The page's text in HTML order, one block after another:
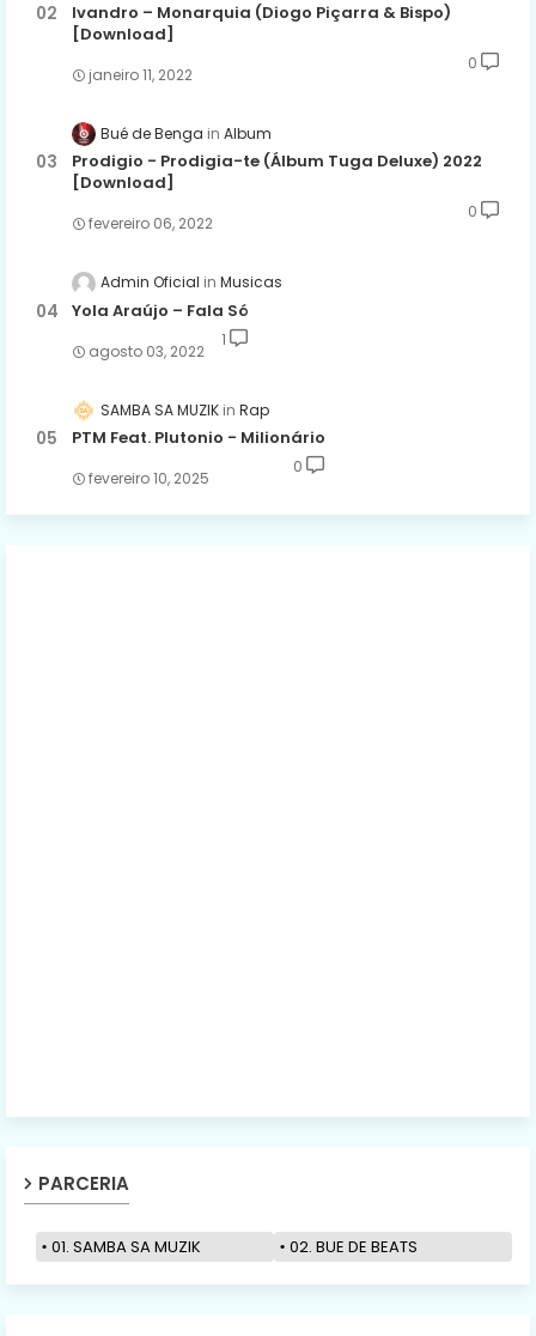
Ivandro – Monarquia (Diogo Piçarra & Bispo)
[Download]
janeiro 11, 2022
0
Bué de Benga Album
Prodigio - Prodigia-te (Álbum Tuga Deluxe) 2022
[Download]
fevereiro 06, 2022
0
Admin Oficial Musicas
Yola Araújo – Fala Só
agosto 03, 2022
1
SAMBA SA MUZIK Rap
PTM Feat. Plutonio - Milionário
fevereiro 10, 2025
0
PARCERIA
01. SAMBA SA MUZIK 02. BUE DE BEATS